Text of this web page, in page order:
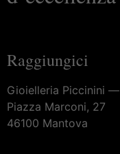
Raggiungici
Gioielleria Piccinini —
Piazza Marconi, 27
46100 Mantova